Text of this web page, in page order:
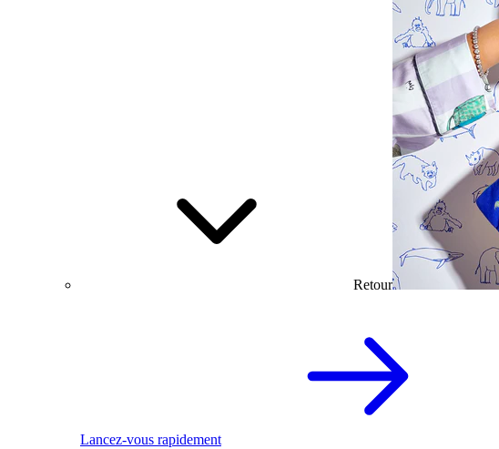
Retour
Lancez-vous rapidement